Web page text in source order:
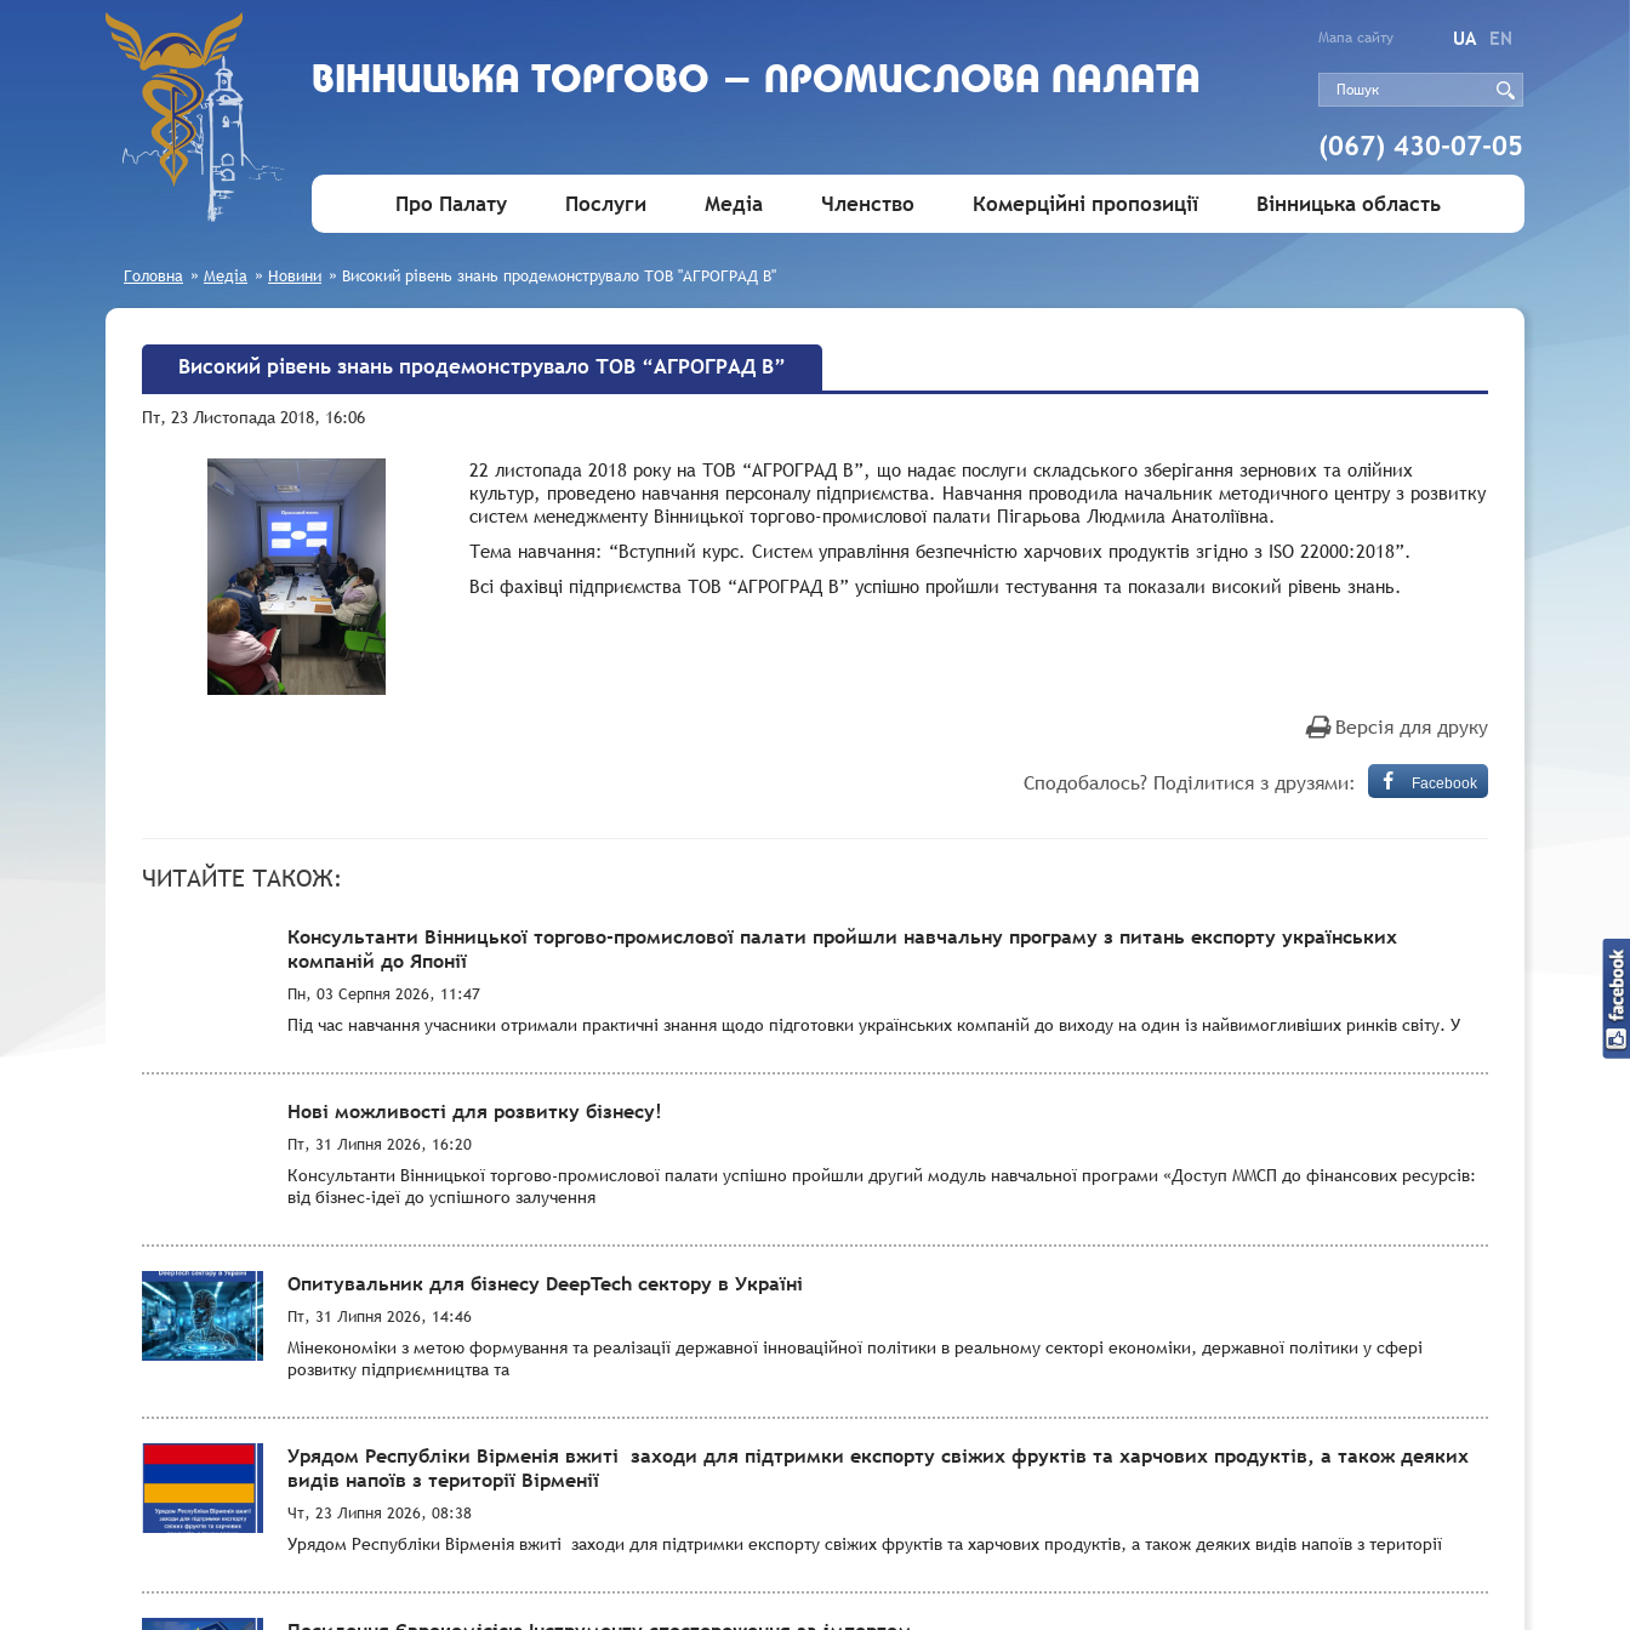
ВIННИЦЬКА ТОРГОВО - ПРОМИСЛОВА ПАЛАТА
Мапа сайту UA EN
(067) 430-07-05
Про Палату Послуги Медіа Членство Комерційні пропозиції Вінницька область
Головна » Медіа » Новини » Високий рівень знань продемонструвало ТОВ "АГРОГРАД В"
Високий рівень знань продемонструвало ТОВ “АГРОГРАД В”
Пт, 23 Листопада 2018, 16:06
22 листопада 2018 року на ТОВ “АГРОГРАД В”, що надає послуги складського зберігання зернових та олійних
культур, проведено навчання персоналу підприємства. Навчання проводила начальник методичного центру з розвитку
систем менеджменту Вінницької торгово-промислової палати Пігарьова Людмила Анатоліївна.
Тема навчання: “Вступний курс. Систем управління безпечністю харчових продуктів згідно з ISO 22000:2018”.
Всі фахівці підприємства ТОВ “АГРОГРАД В” успішно пройшли тестування та показали високий рівень знань.
Версія для друку
Сподобалось? Поділитися з друзями: Facebook
ЧИТАЙТЕ ТАКОЖ:
Консультанти Вінницької торгово-промислової палати пройшли навчальну програму з питань експорту українських
компаній до Японії
Пн, 03 Серпня 2026, 11:47
Під час навчання учасники отримали практичні знання щодо підготовки українських компаній до виходу на один із найвимогливіших ринків світу. У
Нові можливості для розвитку бізнесу!
Пт, 31 Липня 2026, 16:20
Консультанти Вінницької торгово-промислової палати успішно пройшли другий модуль навчальної програми «Доступ ММСП до фінансових ресурсів:
від бізнес-ідеї до успішного залучення
Опитувальник для бізнесу DeepTech сектору в Україні
Пт, 31 Липня 2026, 14:46
Мінекономіки з метою формування та реалізації державної інноваційної політики в реальному секторі економіки, державної політики у сфері
розвитку підприємництва та
Урядом Республіки Вірменія вжиті заходи для підтримки експорту свіжих фруктів та харчових продуктів, а також деяких
видів напоїв з території Вірменії
Чт, 23 Липня 2026, 08:38
Урядом Республіки Вірменія вжиті заходи для підтримки експорту свіжих фруктів та харчових продуктів, а також деяких видів напоїв з території